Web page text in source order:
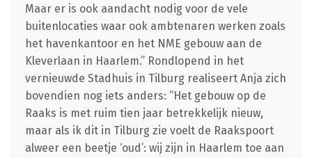
Maar er is ook aandacht nodig voor de vele
buitenlocaties waar ook ambtenaren werken zoals
het havenkantoor en het NME gebouw aan de
Kleverlaan in Haarlem.” Rondlopend in het
vernieuwde Stadhuis in Tilburg realiseert Anja zich
bovendien nog iets anders: “Het gebouw op de
Raaks is met ruim tien jaar betrekkelijk nieuw,
maar als ik dit in Tilburg zie voelt de Raakspoort
alweer een beetje ‘oud’: wij zijn in Haarlem toe aan